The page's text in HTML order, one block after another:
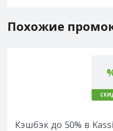
Похожие
Кэшбэк до 50% в